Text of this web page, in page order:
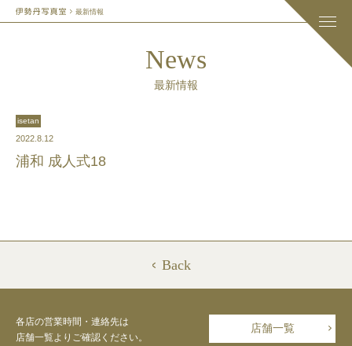
最新情報
News
最新情報
isetan
2022.8.12
浦和 成人式18
Back
各店の営業時間・連絡先は
店舗一覧よりご確認ください。
店舗一覧